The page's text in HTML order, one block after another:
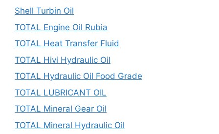
Shell Turbin Oil
TOTAL Engine Oil Rubia
TOTAL Heat Transfer Fluid
TOTAL Hivi Hydraulic Oil
TOTAL Hydraulic Oil Food Grade
TOTAL LUBRICANT OIL
TOTAL Mineral Gear Oil
TOTAL Mineral Hydraulic Oil